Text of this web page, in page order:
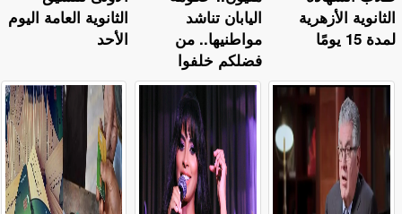
الثانوية العامة اليوم
الأحد
اليابان تناشد
مواطنيها.. من
فضلكم خلفوا
الثانوية الأزهرية
لمدة 15 يومًا